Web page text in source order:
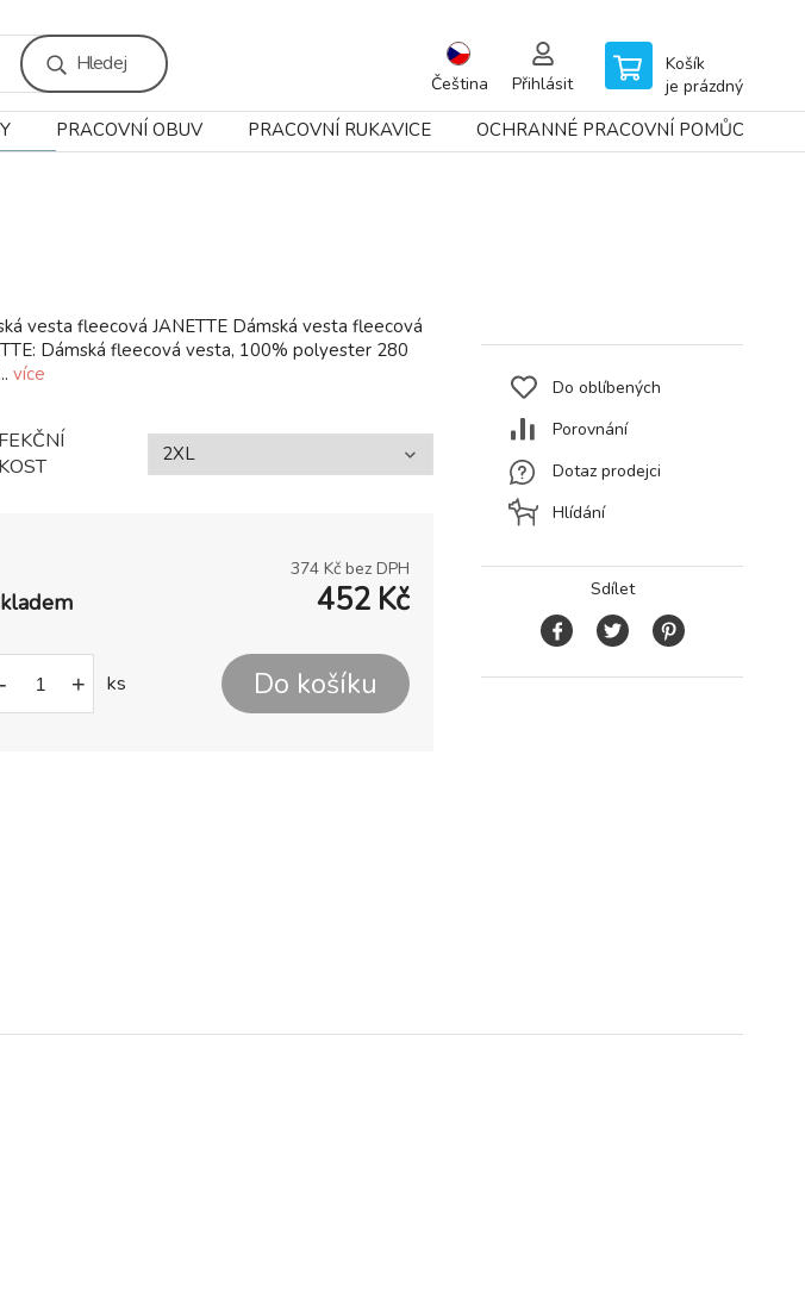
Hledej
Čeština Přihlásit
Košík
je prázdný
PRACOVNÍ OBUV PRACOVNÍ RUKAVICE OCHRANNÉ PRACOVNÍ POMŮCKY
vesta fleecová JANETTE Dámská vesta fleecová
Dámská fleecová vesta, 100% polyester 280
více
374 Kč bez DPH
452 Kč
- + ks Do košíku
Do oblíbených
Porovnání
Dotaz prodejci
Hlídání
Sdílet